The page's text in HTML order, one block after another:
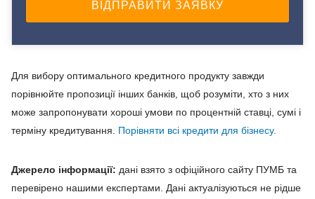
Для вибору оптимального кредитного продукту завжди
порівнюйте пропозиції інших банків, щоб розуміти, хто з них
може запропонувати хороші умови по процентній ставці, сумі і
терміну кредитування. Порівняти всі кредити для бізнесу.
Джерело інформації: дані взято з офіційного сайту ПУМБ та
перевірено нашими експертами. Дані актуалізуються не рідше